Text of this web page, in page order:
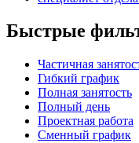
Быстрые
Частичная
Гибкий график
Полная занятость
Полный день
Проектная работа
Сменный график